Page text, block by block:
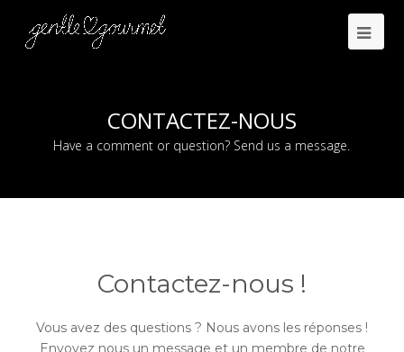
CONTACTEZ-NOUS
Have a comment or question? Send us a message.
Contactez-nous !
Vous avez des questions ? Nous avons les réponses !
Envoyez nous un message et un membre de notre